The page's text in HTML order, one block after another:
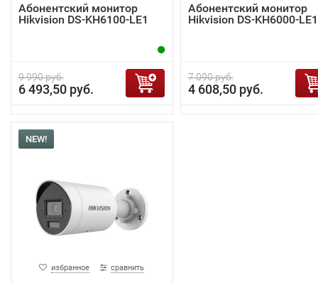
Абонентский монитор
Hikvision DS-KH6100-LE1
9 990 руб.
6 493,50 руб.
Абонентский монитор
Hikvision DS-KH6000-LE1
7 090 руб.
4 608,50 руб.
NEW!
избранное сравнить